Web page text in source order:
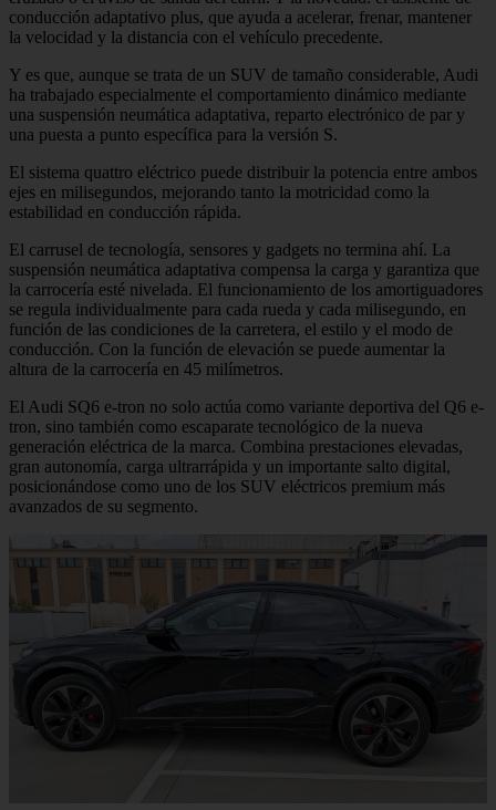
conducción adaptativo plus, que ayuda a acelerar, frenar, mantener
la velocidad y la distancia con el vehículo precedente.
Y es que, aunque se trata de un SUV de tamaño considerable, Audi
ha trabajado especialmente el comportamiento dinámico mediante
una suspensión neumática adaptativa, reparto electrónico de par y
una puesta a punto específica para la versión S.
El sistema quattro eléctrico puede distribuir la potencia entre ambos
ejes en milisegundos, mejorando tanto la motricidad como la
estabilidad en conducción rápida.
El carrusel de tecnología, sensores y gadgets no termina ahí. La
suspensión neumática adaptativa compensa la carga y garantiza que
la carrocería esté nivelada. El funcionamiento de los amortiguadores
se regula individualmente para cada rueda y cada milisegundo, en
función de las condiciones de la carretera, el estilo y el modo de
conducción. Con la función de elevación se puede aumentar la
altura de la carrocería en 45 milímetros.
El Audi SQ6 e-tron no solo actúa como variante deportiva del Q6 e-
tron, sino también como escaparate tecnológico de la nueva
generación eléctrica de la marca. Combina prestaciones elevadas,
gran autonomía, carga ultrarrápida y un importante salto digital,
posicionándose como uno de los SUV eléctricos premium más
avanzados de su segmento.